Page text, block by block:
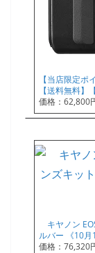
【当店限定
【送料無料
価格：62,800
キヤノン
ルバー 《10
価格：76,320